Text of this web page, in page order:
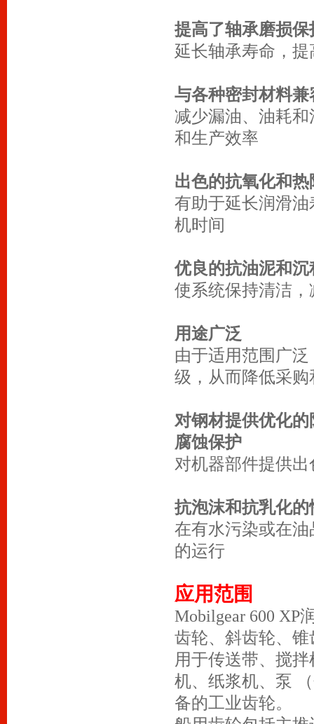
提高了轴承磨损保
延长轴承寿命，
与各种密封材料兼
减少漏油、油耗
和生产效率
出色的抗氧化和
有助于延长润滑
机时间
优良的抗油泥和
使系统保持清洁
用途广泛
由于适用范围广
级，从而降低采
对钢材提供优化
腐蚀保护
对机器部件提供
抗泡沫和抗乳化的
在有水污染或在
的运行
应用范围
Mobilgear 600 XP
齿轮、斜齿轮、
用于传送带、搅
机、纸浆机、泵
备的工业齿轮。